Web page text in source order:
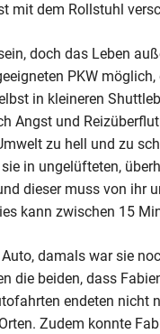
mit dem Rollstuhl
doch das Leben
PKW
in kleineren
Angst und
zu hell und zu
in ungelüfteten,
dieser muss von ihr
kann zwischen 15
damals war sie
die beiden, dass
endeten nicht
Zudem konnte